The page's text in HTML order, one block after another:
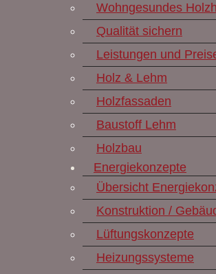
Wohngesundes
Qualität sichern
Leistungen und
Holz & Lehm
Holzfassaden
Baustoff Lehm
Holzbau
Energiekonzepte
Übersicht
Konstruktion /
Lüftungskonzepte
Heizungssysteme